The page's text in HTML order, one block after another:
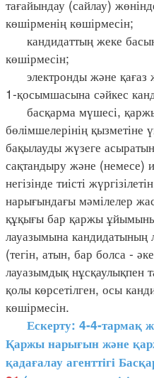
тағайындау (сайлау)
көшірменің көшірмесін;
кандидаттың жеке
көшірмесін;
электронды және қағаз
1-қосымшасына сәйкес
басқарма мүшесі,
бөлімшелерінің қызметіне
бақылауды жүзеге
сақтандыру және (немесе)
негізінде тиісті
нарығындағы мәмілелер
құқығы бар қаржы
лауазымына кандидатының
(тегін, атын, бар болса -
лауазымдық нұсқаулықпен
қолы көрсетілген, осы
көшірмесін.
Ескерту: 4-4-тармақ
Қаржы нарығын және
қадағалау агенттігі